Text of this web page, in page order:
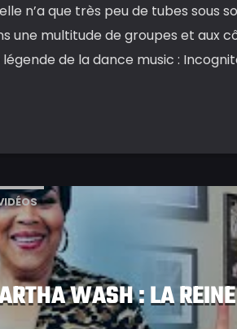
n’a que très peu de tubes sous
une multitude de groupes et aux
légende de la dance music :
WASH : LA